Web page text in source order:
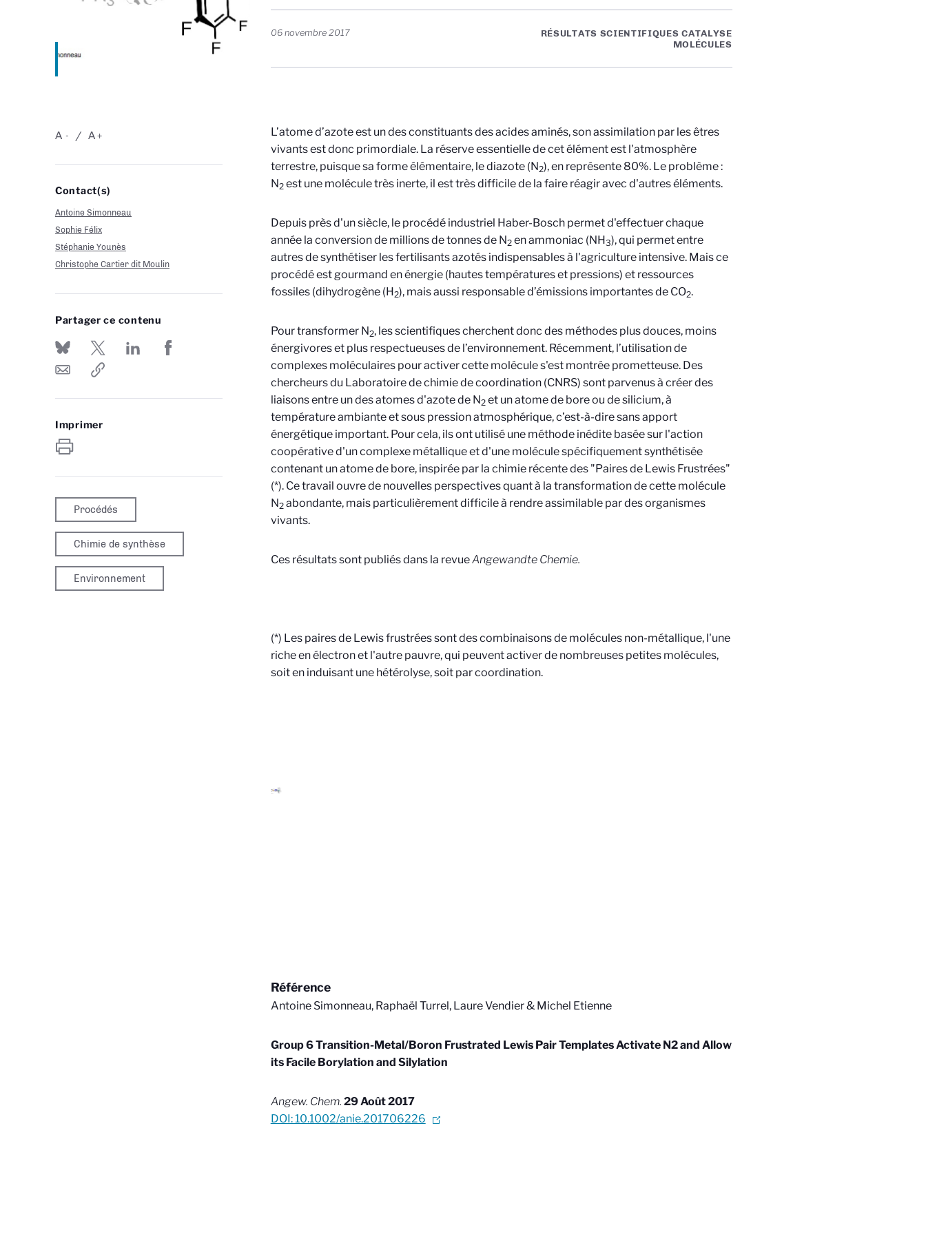
-
A +
A
Contact(s)
Antoine Simonneau
Sophie Félix
Stéphanie Younès
Christophe Cartier dit Moulin
Partager ce contenu
Imprimer
Procédés
Chimie de synthèse
Environnement
06 novembre 2017
RÉSULTATS SCIENTIFIQUES CATALYSE
MOLÉCULES
L’atome d’azote est un des constituants des acides aminés, son assimilation par les êtres
vivants est donc primordiale. La réserve essentielle de cet élément est l'atmosphère
terrestre, puisque sa forme élémentaire, le diazote (N2), en représente 80%. Le problème :
N2est une molécule très inerte, il est très difficile de la faire réagir avec d'autres éléments.
Depuis près d'un siècle, le procédé industriel Haber-Bosch permet d'effectuer chaque
année la conversion de millions de tonnes de N2en ammoniac (NH3), qui permet entre
autres de synthétiser les fertilisants azotés indispensables à l'agriculture intensive. Mais ce
procédé est gourmand en énergie (hautes températures et pressions) et ressources
fossiles (dihydrogène (H2), mais aussi responsable d’émissions importantes de CO2.
Pour transformer N2, les scientifiques cherchent donc des méthodes plus douces, moins
énergivores et plus respectueuses de l’environnement. Récemment, l’utilisation de
complexes moléculaires pour activer cette molécule s'est montrée prometteuse. Des
chercheurs du Laboratoire de chimie de coordination (CNRS) sont parvenus à créer des
liaisons entre un des atomes d'azote de N2et un atome de bore ou de silicium, à
température ambiante et sous pression atmosphérique, c’est-à-dire sans apport
énergétique important. Pour cela, ils ont utilisé une méthode inédite basée sur l'action
coopérative d'un complexe métallique et d'une molécule spécifiquement synthétisée
contenant un atome de bore, inspirée par la chimie récente des "Paires de Lewis Frustrées"
(*). Ce travail ouvre de nouvelles perspectives quant à la transformation de cette molécule
N2abondante, mais particulièrement difficile à rendre assimilable par des organismes
vivants.
Ces résultats sont publiés dans la revueAngewandte Chemie.
(*) Les paires de Lewis frustrées sont des combinaisons de molécules non-métallique, l'une
riche en électron et l'autre pauvre, qui peuvent activer de nombreuses petites molécules,
soit en induisant une hétérolyse, soit par coordination.
Référence
Antoine Simonneau, Raphaël Turrel, Laure Vendier & Michel Etienne
Group 6 Transition-Metal/Boron Frustrated Lewis Pair Templates Activate N2 and Allow
its Facile Borylation and Silylation
Angew. Chem. 29 Août 2017
DOI: 10.1002/anie.201706226